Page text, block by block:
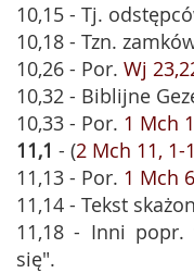
10,15 - Tj.
10,18 - Tzn.
10,26 - Por. Wj
10,32 - Biblijne
10,33 - Por. 1 Mch
11,1 - (2 Mch 11, 1-
11,13 - Por. 1 Mch
11,14 - Tekst
11,18 - Inni popr.
się".